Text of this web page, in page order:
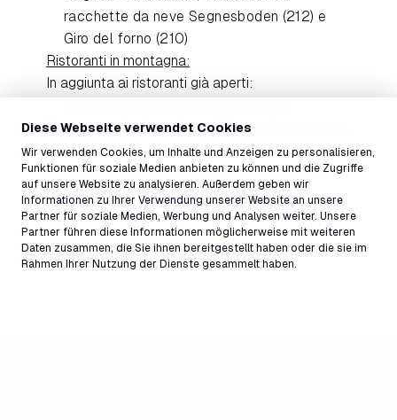
Diese Webseite verwendet Cookies
Wir verwenden Cookies, um Inhalte und Anzeigen zu personalisieren,
Funktionen für soziale Medien anbieten zu können und die Zugriffe
auf unsere Website zu analysieren. Außerdem geben wir
Informationen zu Ihrer Verwendung unserer Website an unsere
Partner für soziale Medien, Werbung und Analysen weiter. Unsere
Partner führen diese Informationen möglicherweise mit weiteren
Daten zusammen, die Sie ihnen bereitgestellt haben oder die sie im
Rahmen Ihrer Nutzung der Dienste gesammelt haben.
racchette da neve Segnesboden (212) e
Giro del forno (210)
Ristoranti in montagna:
In aggiunta ai ristoranti già aperti:
Non appena la situazione della neve lo consente,
si continuerà a lavorare all'espansione
dell'offerta e gli altri impianti verranno messi in
funzione.
Aggiornamenti sull'espansione dell'offerta e
informazioni aggiornate quotidianamente li
trovate suLAAX Livee sull'app LAAX.